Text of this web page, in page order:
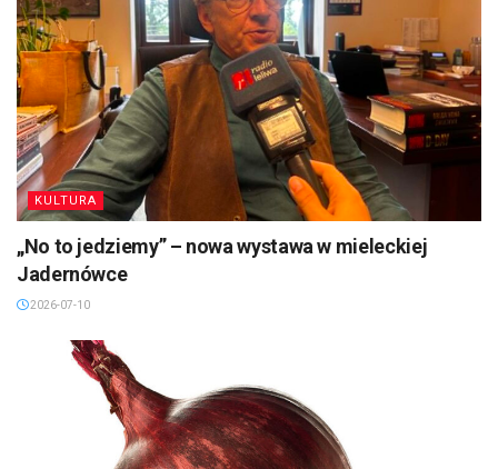
KULTURA
„No to jedziemy” – nowa wystawa w mieleckiej
Jadernówce
2026-07-10